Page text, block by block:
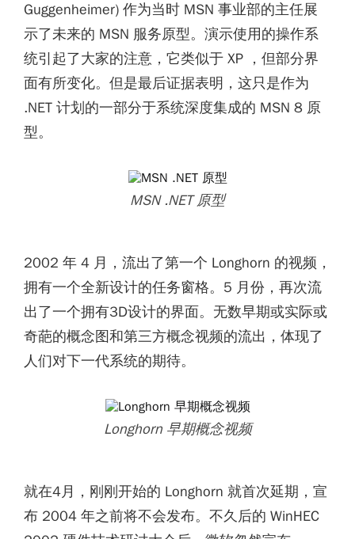
Guggenheimer) 作为当时 MSN 事业部的主任展
示了未来的 MSN 服务原型。演示使用的操作系
统引起了大家的注意，它类似于 XP ，但部分界
面有所变化。但是最后证据表明，这只是作为
.NET 计划的一部分于系统深度集成的 MSN 8 原
型。
MSN .NET 原型
2002 年 4 月，流出了第一个 Longhorn 的视频，
拥有一个全新设计的任务窗格。5 月份，再次流
出了一个拥有3D设计的界面。无数早期或实际或
奇葩的概念图和第三方概念视频的流出，体现了
人们对下一代系统的期待。
Longhorn 早期概念视频
就在4月，刚刚开始的 Longhorn 就首次延期，宣
布 2004 年之前将不会发布。不久后的 WinHEC